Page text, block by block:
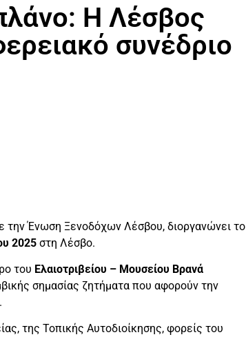
Η Λέσβος
συνέδριο
την Ένωση Ξενοδόχων Λέσβου, διοργανώνει το
2025 στη Λέσβο.
του Ελαιοτριβείου – Μουσείου Βρανά
σημασίας ζητήματα που αφορούν την
.
της Τοπικής Αυτοδιοίκησης, φορείς του